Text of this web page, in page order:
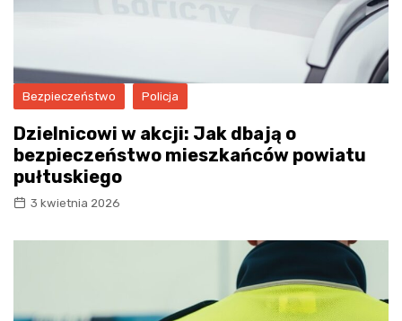
Bezpieczeństwo Policja
Dzielnicowi w akcji: Jak dbają o
bezpieczeństwo mieszkańców powiatu
pułtuskiego
3 kwietnia 2026